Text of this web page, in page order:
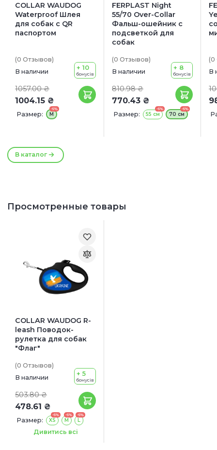
В каталог
COLLAR WAUDOG
Waterproof Шлея
для собак c QR
паспортом
(0 Отзывов)
В наличии
1057.00 ₴
1004.15 ₴
+ 10
бонусів
Размер:
-5%
М
FERPLAST Night
55/70 Over-Collar
Фальш-ошейник с
подсветкой для
собак
(0 Отзывов)
В наличии
810.98 ₴
770.43 ₴
+ 8
бонусів
Размер:
-5%
55 см
-5%
70 см
(0
В
Просмотренные товары
COLLAR WAUDOG R-
leash Поводок-
рулетка для собак
"Флаг"
(0 Отзывов)
В наличии
503.80 ₴
478.61 ₴
+ 5
бонусів
Размер:
-5%
XS
-5%
М
-5%
L
Длина: 3 м 5 м
Дивитись всі